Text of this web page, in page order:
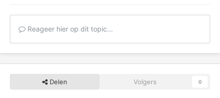
Reageer hier op dit topic...
Delen Volgers 0